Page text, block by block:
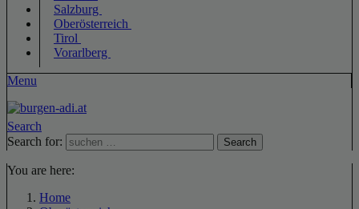
Salzburg
Oberösterreich
Tirol
Vorarlberg
Menu
Search
Search for:
Search
You are here:
Home